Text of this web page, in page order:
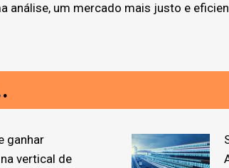
análise, um mercado mais justo e
ganhar
vertical de